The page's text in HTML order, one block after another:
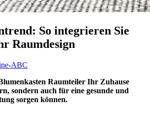
So integrieren Sie
Raumdesign
ABC
Raumteiler Ihr Zuhause
sondern auch für eine gesunde und
sorgen können.